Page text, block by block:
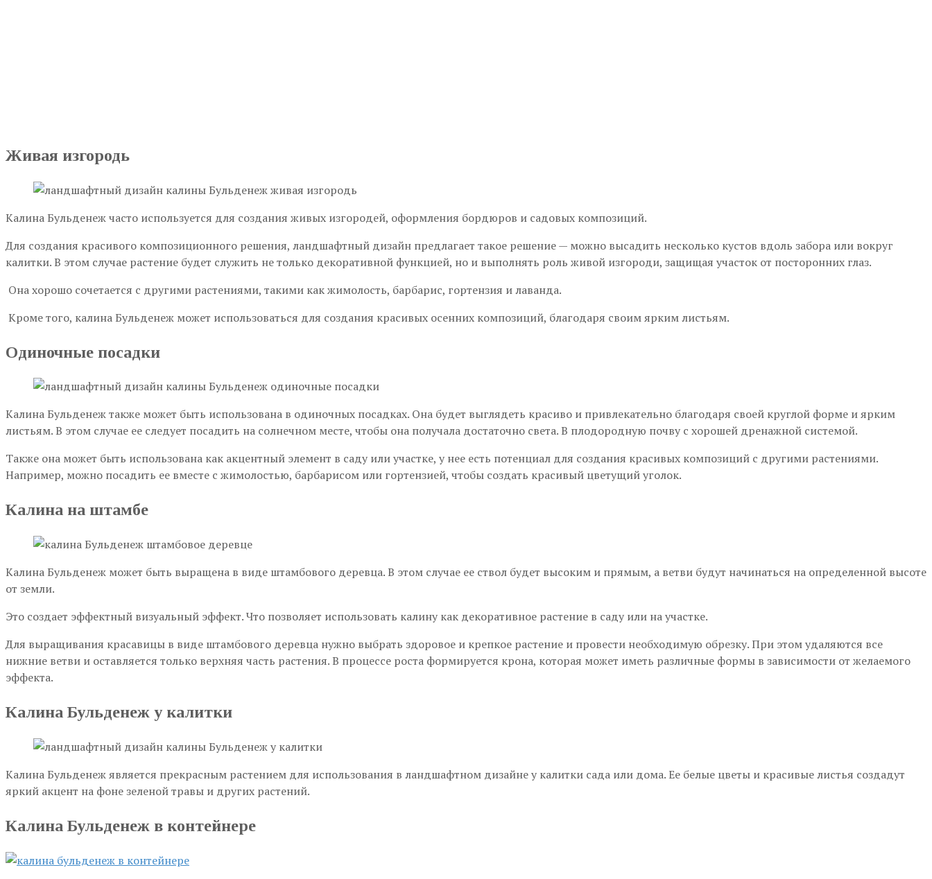
Живая изгородь
Калина Бульденеж часто используется для создания живых изгородей, оформления бордюров и садовых композиций.
Для создания красивого композиционного решения, ландшафтный дизайн предлагает такое решение — можно высадить несколько кустов вдоль забора или вокруг
калитки. В этом случае растение будет служить не только декоративной функцией, но и выполнять роль живой изгороди, защищая участок от посторонних глаз.
Она хорошо сочетается с другими растениями, такими как жимолость, барбарис, гортензия и лаванда.
Кроме того, калина Бульденеж может использоваться для создания красивых осенних композиций, благодаря своим ярким листьям.
Одиночные посадки
Калина Бульденеж также может быть использована в одиночных посадках. Она будет выглядеть красиво и привлекательно благодаря своей круглой форме и ярким
листьям. В этом случае ее следует посадить на солнечном месте, чтобы она получала достаточно света. В плодородную почву с хорошей дренажной системой.
Также она может быть использована как акцентный элемент в саду или участке, у нее есть потенциал для создания красивых композиций с другими растениями.
Например, можно посадить ее вместе с жимолостью, барбарисом или гортензией, чтобы создать красивый цветущий уголок.
Калина на штамбе
Калина Бульденеж может быть выращена в виде штамбового деревца. В этом случае ее ствол будет высоким и прямым, а ветви будут начинаться на определенной высоте
от земли.
Это создает эффектный визуальный эффект. Что позволяет использовать калину как декоративное растение в саду или на участке.
Для выращивания красавицы в виде штамбового деревца нужно выбрать здоровое и крепкое растение и провести необходимую обрезку. При этом удаляются все
нижние ветви и оставляется только верхняя часть растения. В процессе роста формируется крона, которая может иметь различные формы в зависимости от желаемого
эффекта.
Калина Бульденеж у калитки
Калина Бульденеж является прекрасным растением для использования в ландшафтном дизайне у калитки сада или дома. Ее белые цветы и красивые листья создадут
яркий акцент на фоне зеленой травы и других растений.
Калина Бульденеж в контейнере